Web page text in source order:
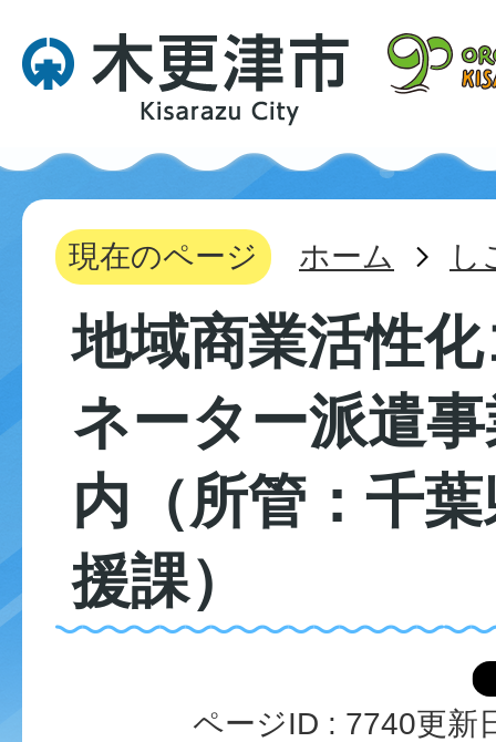
現在のページ ホーム し
地域商業活性
ネーター派遣
内（所管：千
援課）
ページID : 7740更新